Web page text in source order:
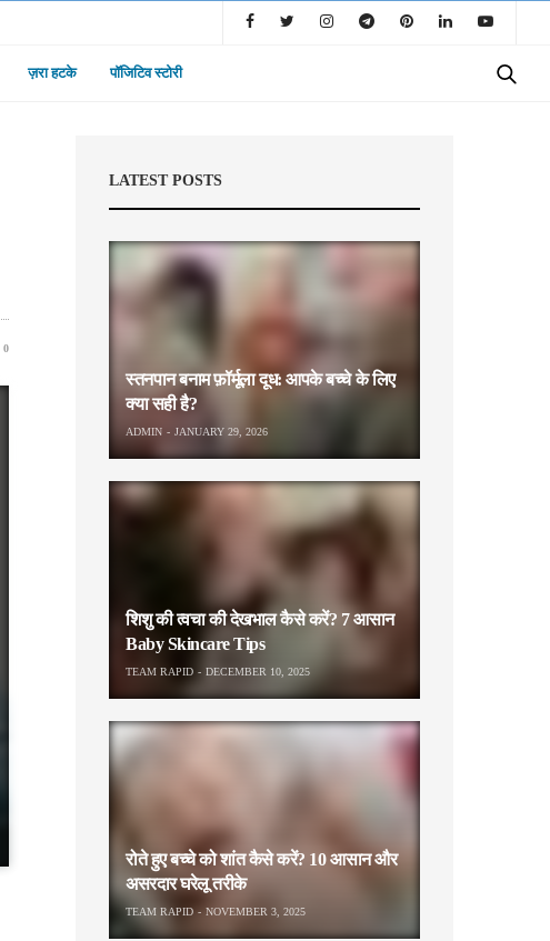
ज़रा हटके पॉजिटिव स्टोरी
0
LATEST POSTS
स्तनपान बनाम फ़ॉर्मूला दूध: आपके बच्चे के लिए
क्या सही है?
ADMIN JANUARY 29, 2026
शिशु की त्वचा की देखभाल कैसे करें? 7 आसान
Baby Skincare Tips
TEAM RAPID DECEMBER 10, 2025
रोते हुए बच्चे को शांत कैसे करें? 10 आसान और
असरदार घरेलू तरीके
TEAM RAPID NOVEMBER 3, 2025